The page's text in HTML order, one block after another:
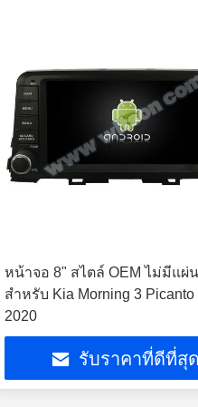
หน้าจอ 8" สไตล์ OEM ไม่มีแผ่
สำหรับ Kia Morning 3 Picanto
2020
รับราคาที่ดีที่สุด